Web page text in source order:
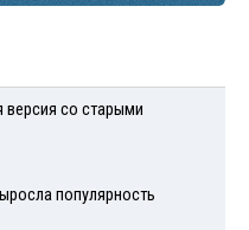
версия со старыми
популярность